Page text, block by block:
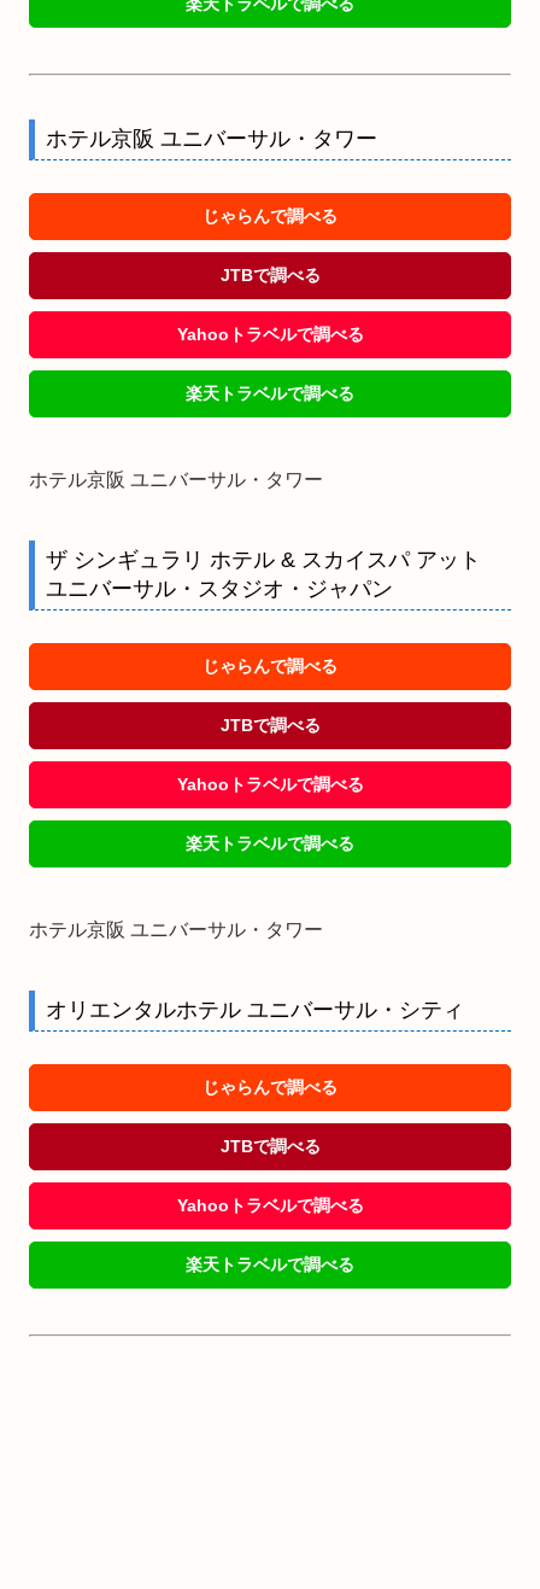
ホテル京阪 ユニバーサル・タワー
じゃらんで調べる
JTBで調べる
Yahooトラベルで調べる
楽天トラベルで調べる
ホテル京阪 ユニバーサル・タワー
ザ シンギュラリ ホテル & スカイスパ アット
ユニバーサル・スタジオ・ジャパン
じゃらんで調べる
JTBで調べる
Yahooトラベルで調べる
楽天トラベルで調べる
ホテル京阪 ユニバーサル・タワー
オリエンタルホテル ユニバーサル・シティ
じゃらんで調べる
JTBで調べる
Yahooトラベルで調べる
楽天トラベルで調べる